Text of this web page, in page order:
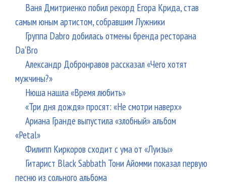
Ваня Дмитриенко побил рекорд Егора Крида, став
самым юным артистом, собравшим Лужники
Группа Dabro добилась отмены бренда ресторана
Da'Bro
Александр Добронравов рассказал «Чего хотят
мужчины?»
Нюша нашла «Время любить»
«Три дня дождя» просят: «Не смотри наверх»
Ариана Гранде выпустила «злобный» альбом
«Petal»
Филипп Киркоров сходит с ума от «Луизы»
Гитарист Black Sabbath Тони Айомми показал первую
песню из сольного альбома